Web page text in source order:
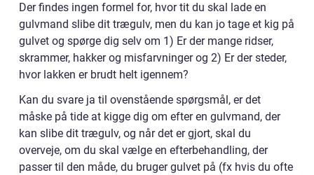
Der findes ingen formel for, hvor tit du skal lade en
gulvmand slibe dit trægulv, men du kan jo tage et kig på
gulvet og spørge dig selv om 1) Er der mange ridser,
skrammer, hakker og misfarvninger og 2) Er der steder,
hvor lakken er brudt helt igennem?
Kan du svare ja til ovenstående spørgsmål, er det
måske på tide at kigge dig om efter en gulvmand, der
kan slibe dit trægulv, og når det er gjort, skal du
overveje, om du skal vælge en efterbehandling, der
passer til den måde, du bruger gulvet på (fx hvis du ofte